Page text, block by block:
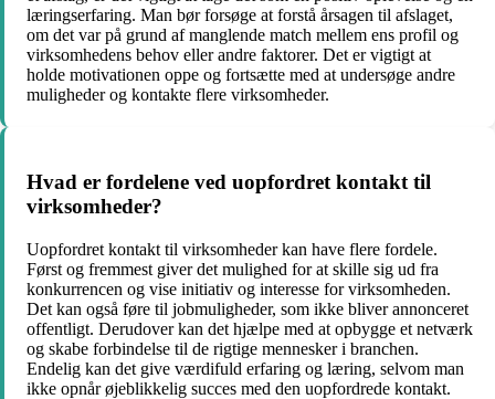
læringserfaring. Man bør forsøge at forstå årsagen til afslaget,
om det var på grund af manglende match mellem ens profil og
virksomhedens behov eller andre faktorer. Det er vigtigt at
holde motivationen oppe og fortsætte med at undersøge andre
muligheder og kontakte flere virksomheder.
Hvad er fordelene ved uopfordret kontakt til
virksomheder?
Uopfordret kontakt til virksomheder kan have flere fordele.
Først og fremmest giver det mulighed for at skille sig ud fra
konkurrencen og vise initiativ og interesse for virksomheden.
Det kan også føre til jobmuligheder, som ikke bliver annonceret
offentligt. Derudover kan det hjælpe med at opbygge et netværk
og skabe forbindelse til de rigtige mennesker i branchen.
Endelig kan det give værdifuld erfaring og læring, selvom man
ikke opnår øjeblikkelig succes med den uopfordrede kontakt.